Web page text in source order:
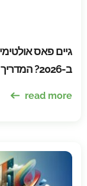
גיים פאס
ב-2026? המדריך המלא
read more